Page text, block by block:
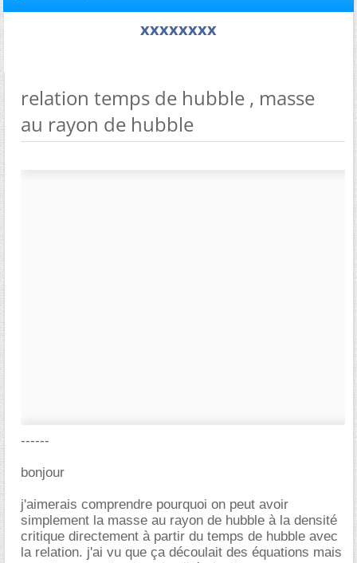
xxxxxxxx
relation temps de hubble , masse
au rayon de hubble
------
bonjour
j'aimerais comprendre pourquoi on peut avoir
simplement la masse au rayon de hubble à la densité
critique directement à partir du temps de hubble avec
la relation. j'ai vu que ça découlait des équations mais